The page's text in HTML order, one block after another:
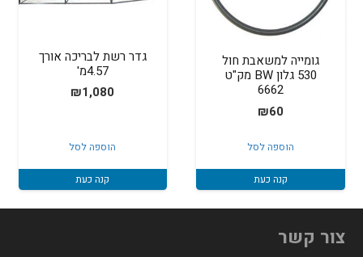
גומייה למשאבת חול
530 גלון BW מק"ט
6662
₪60
הוספה לסל
קנה כעת
גדר רשת לבריכה אורך
4.57מ'
₪1,080
הוספה לסל
קנה כעת
צור קשר